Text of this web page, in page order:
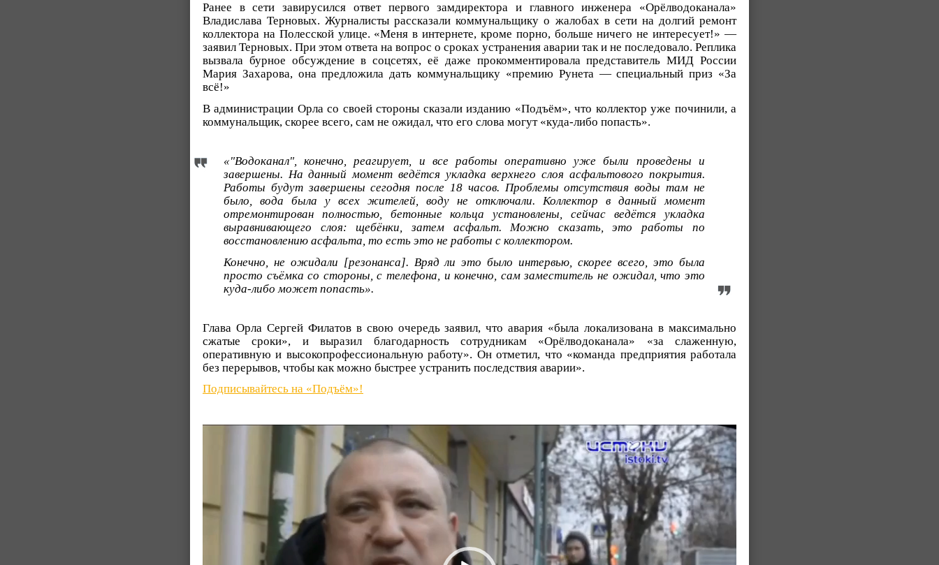
Ранее в сети завирусился ответ первого замдиректора и главного инженера «Орёлводоканала»
Владислава Терновых. Журналисты рассказали коммунальщику о жалобах в сети на долгий ремонт
коллектора на Полесской улице. «Меня в интернете, кроме порно, больше ничего не интересует!» —
заявил Терновых. При этом ответа на вопрос о сроках устранения аварии так и не последовало. Реплика
вызвала бурное обсуждение в соцсетях, её даже прокомментировала представитель МИД России
Мария Захарова, она предложила дать коммунальщику «премию Рунета — специальный приз «За
всё!»
В администрации Орла со своей стороны сказали изданию «Подъём», что коллектор уже починили, а
коммунальщик, скорее всего, сам не ожидал, что его слова могут «куда-либо попасть».
«"Водоканал", конечно, реагирует, и все работы оперативно уже были проведены и
завершены. На данный момент ведётся укладка верхнего слоя асфальтового покрытия.
Работы будут завершены сегодня после 18 часов. Проблемы отсутствия воды там не
было, вода была у всех жителей, воду не отключали. Коллектор в данный момент
отремонтирован полностью, бетонные кольца установлены, сейчас ведётся укладка
выравнивающего слоя: щебёнки, затем асфальт. Можно сказать, это работы по
восстановлению асфальта, то есть это не работы с коллектором.
Конечно, не ожидали [резонанса]. Вряд ли это было интервью, скорее всего, это была
просто съёмка со стороны, с телефона, и конечно, сам заместитель не ожидал, что это
куда-либо может попасть».
Глава Орла Сергей Филатов в свою очередь заявил, что авария «была локализована в максимально
сжатые сроки», и выразил благодарность сотрудникам «Орёлводоканала» «за слаженную,
оперативную и высокопрофессиональную работу». Он отметил, что «команда предприятия работала
без перерывов, чтобы как можно быстрее устранить последствия аварии».
Подписывайтесь на «Подъём»!